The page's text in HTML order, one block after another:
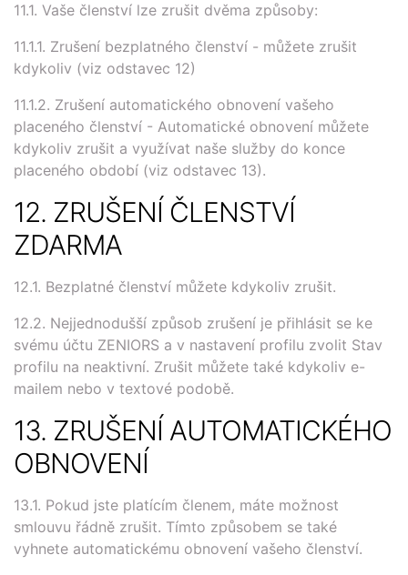
11.1. Vaše členství lze zrušit dvěma způsoby:
11.1.1. Zrušení bezplatného členství - můžete zrušit
kdykoliv (viz odstavec 12)
11.1.2. Zrušení automatického obnovení vašeho
placeného členství - Automatické obnovení můžete
kdykoliv zrušit a využívat naše služby do konce
placeného období (viz odstavec 13).
12. ZRUŠENÍ ČLENSTVÍ
ZDARMA
12.1. Bezplatné členství můžete kdykoliv zrušit.
12.2. Nejjednodušší způsob zrušení je přihlásit se ke
svému účtu ZENIORS a v nastavení profilu zvolit Stav
profilu na neaktivní. Zrušit můžete také kdykoliv e-
mailem nebo v textové podobě.
13. ZRUŠENÍ AUTOMATICKÉHO
OBNOVENÍ
13.1. Pokud jste platícím členem, máte možnost
smlouvu řádně zrušit. Tímto způsobem se také
vyhnete automatickému obnovení vašeho členství.